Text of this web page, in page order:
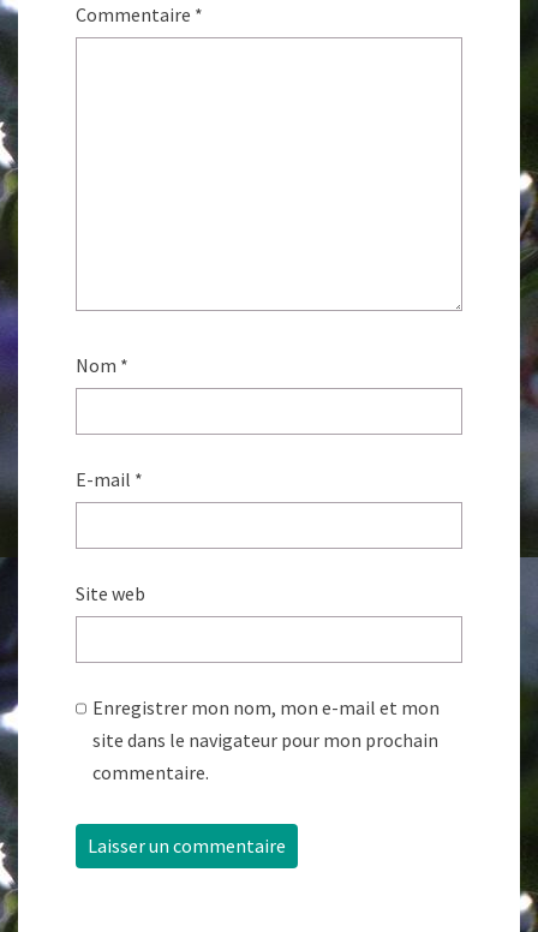
Commentaire *
Nom *
E-mail *
Site web
Enregistrer mon nom, mon e-mail et mon
site dans le navigateur pour mon prochain
commentaire.